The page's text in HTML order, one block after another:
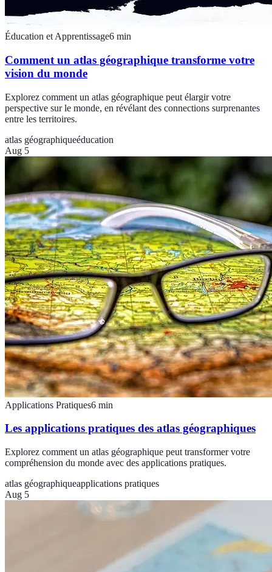
Éducation et Apprentissage6 min
Comment un atlas géographique transforme votre
vision du monde
Explorez comment un atlas géographique peut élargir votre
perspective sur le monde, en révélant des connections surprenantes
entre les territoires.
atlas géographiqueéducation
Aug 5
Applications Pratiques6 min
Les applications pratiques des atlas géographiques
Explorez comment un atlas géographique peut transformer votre
compréhension du monde avec des applications pratiques.
atlas géographiqueapplications pratiques
Aug 5